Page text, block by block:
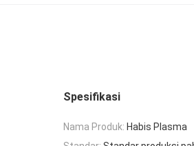
Spesifikasi
Nama Produk: Habis Plasma